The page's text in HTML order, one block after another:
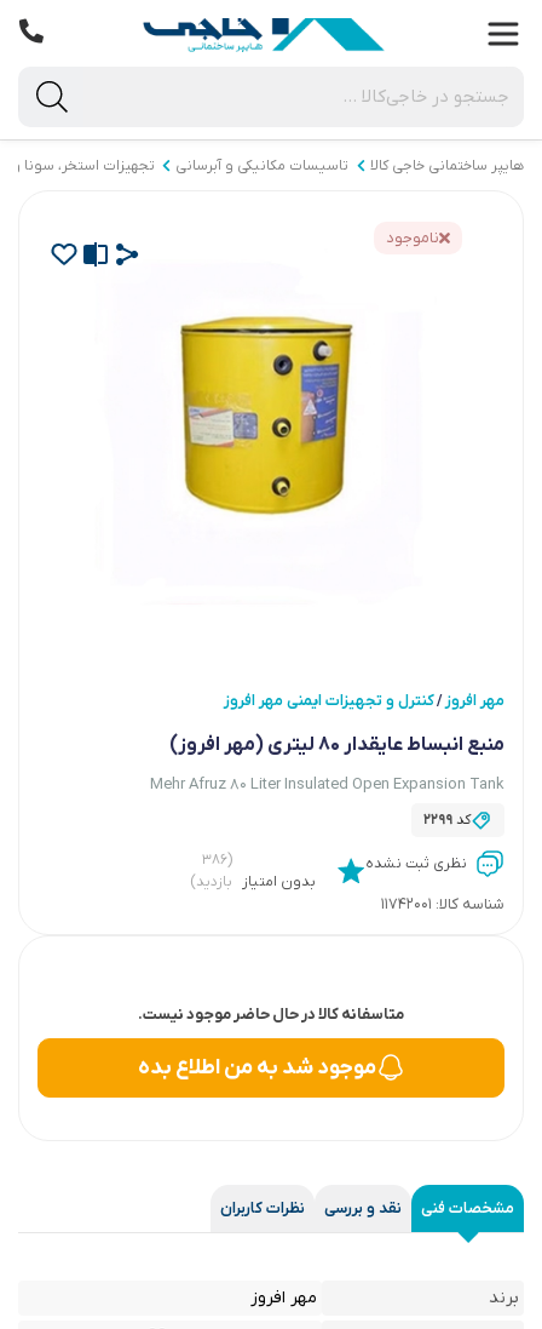
هایپر ساختمانی خاجی‌ کالا تاسیسات مکانیکی و آبرسانی تجهیزات استخر، سونا و
ناموجود
مهر افروز /کنترل و تجهیزات ایمنی مهر افروز
منبع انبساط عایقدار 80 لیتری (مهر افروز)
Mehr Afruz 80 Liter Insulated Open Expansion Tank
کد2299
نظری ثبت نشده
بدون امتیاز
(۳۸۶
بازدید)
شناسه کالا: 11742001
متاسفانه کالا در حال حاضر موجود نیست.
موجود شد به من اطلاع بده
مشخصات فنی نقد و بررسی نظرات کاربران
برند
مهر افروز